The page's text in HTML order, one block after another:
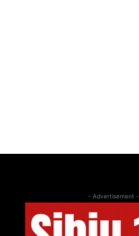
- Advertisement -